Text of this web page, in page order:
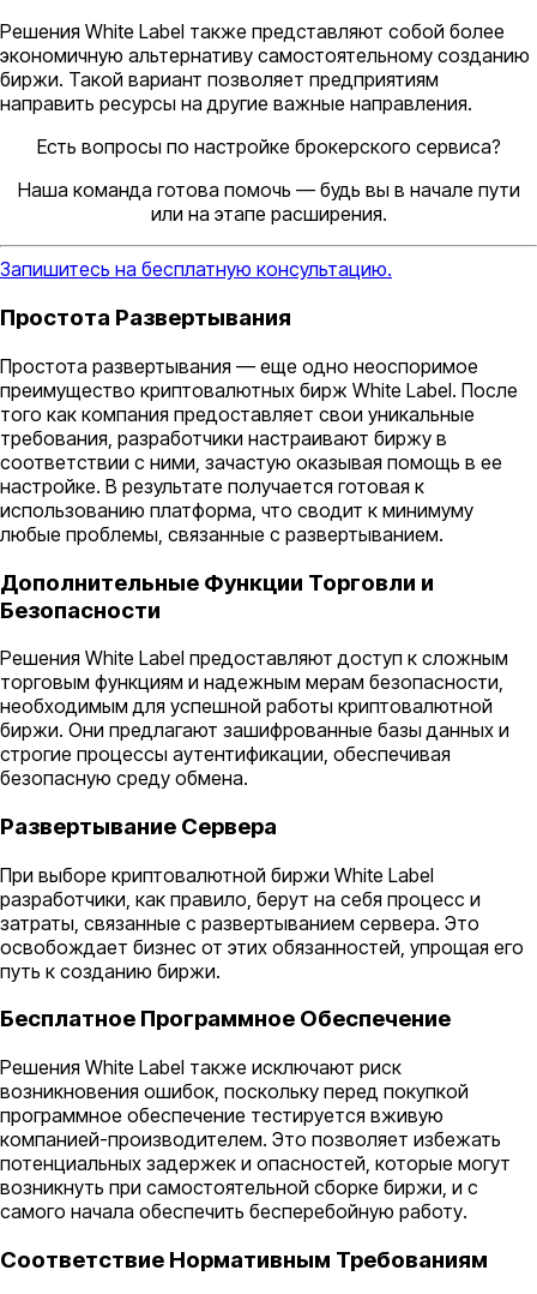
Решения White Label также представляют собой более
экономичную альтернативу самостоятельному созданию
биржи. Такой вариант позволяет предприятиям
направить ресурсы на другие важные направления.
Есть вопросы по настройке брокерского сервиса?
Наша команда готова помочь — будь вы в начале пути
или на этапе расширения.
Запишитесь на бесплатную консультацию.
Простота Развертывания
Простота развертывания — еще одно неоспоримое
преимущество криптовалютных бирж White Label. После
того как компания предоставляет свои уникальные
требования, разработчики настраивают биржу в
соответствии с ними, зачастую оказывая помощь в ее
настройке. В результате получается готовая к
использованию платформа, что сводит к минимуму
любые проблемы, связанные с развертыванием.
Дополнительные Функции Торговли и
Безопасности
Решения White Label предоставляют доступ к сложным
торговым функциям и надежным мерам безопасности,
необходимым для успешной работы криптовалютной
биржи. Они предлагают зашифрованные базы данных и
строгие процессы аутентификации, обеспечивая
безопасную среду обмена.
Развертывание Сервера
При выборе криптовалютной биржи White Label
разработчики, как правило, берут на себя процесс и
затраты, связанные с развертыванием сервера. Это
освобождает бизнес от этих обязанностей, упрощая его
путь к созданию биржи.
Бесплатное Программное Обеспечение
Решения White Label также исключают риск
возникновения ошибок, поскольку перед покупкой
программное обеспечение тестируется вживую
компанией-производителем. Это позволяет избежать
потенциальных задержек и опасностей, которые могут
возникнуть при самостоятельной сборке биржи, и с
самого начала обеспечить бесперебойную работу.
Соответствие Нормативным Требованиям